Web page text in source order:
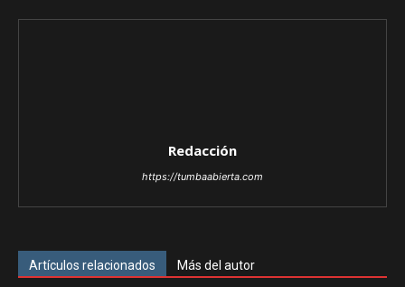
Redacción
https://tumbaabierta.com
Artículos relacionados Más del autor